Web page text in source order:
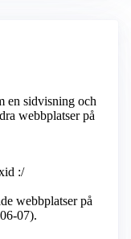
en sidvisning och
webbplatser på
:/
webbplatser på
07).